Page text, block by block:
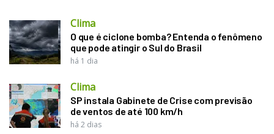
Clima
O que é ciclone bomba? Entenda o fenômeno
que pode atingir o Sul do Brasil
há 1 dia
Clima
SP instala Gabinete de Crise com previsão
de ventos de até 100 km/h
há 2 dias